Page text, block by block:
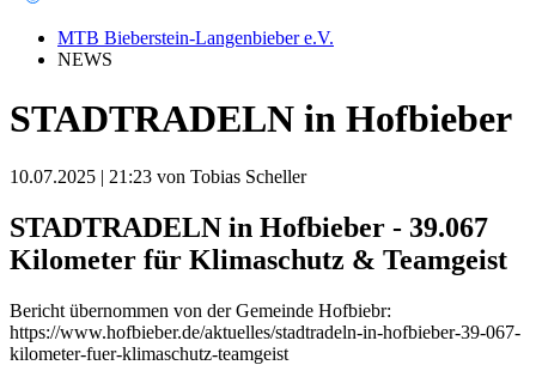
MTB Bieberstein-Langenbieber e.V.
NEWS
STADTRADELN in Hofbieber
10.07.2025 | 21:23 von Tobias Scheller
STADTRADELN in Hofbieber - 39.067
Kilometer für Klimaschutz & Teamgeist
Bericht übernommen von der Gemeinde Hofbiebr:
https://www.hofbieber.de/aktuelles/stadtradeln-in-hofbieber-39-067-
kilometer-fuer-klimaschutz-teamgeist